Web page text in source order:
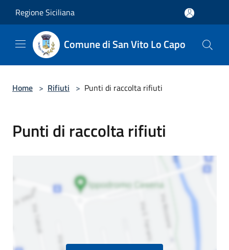
Regione Siciliana
Comune di San Vito Lo Capo
Home > Rifiuti > Punti di raccolta rifiuti
Punti di raccolta rifiuti